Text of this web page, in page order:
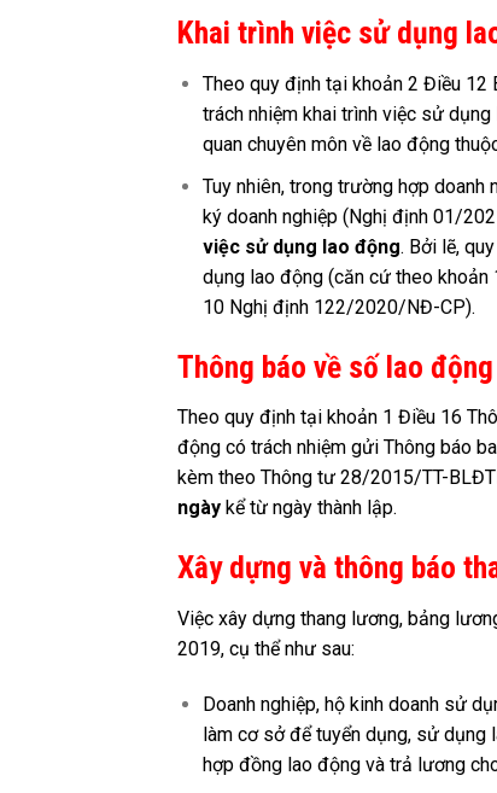
Khai trình việc sử dụng
Theo quy định tại khoản 2 Điều 12
trách nhiệm khai trình việc sử
quan chuyên môn về lao động
Tuy nhiên, trong trường hợp
ký doanh nghiệp (Nghị định 01/
việc sử dụng lao động. Bởi lẽ,
dụng lao động (căn cứ theo
10 Nghị định 122/2020/NĐ-CP).
Thông báo về số lao
Theo quy định tại khoản 1 Điều 16
động có trách nhiệm gửi Thông báo
kèm theo Thông tư 28/2015/TT-
ngày kể từ ngày thành lập.
Xây dựng và thông báo
Việc xây dựng thang lương, bảng
2019, cụ thể như sau:
Doanh nghiệp, hộ kinh doanh sử
làm cơ sở để tuyển dụng, sử dụng
hợp đồng lao động và trả lương